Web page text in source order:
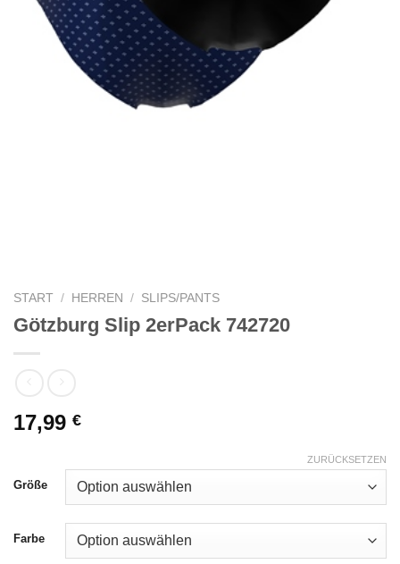
START / HERREN / SLIPS/PANTS
Götzburg Slip 2erPack 742720
17,99 €
Größe
Farbe
ZURÜCKSETZEN